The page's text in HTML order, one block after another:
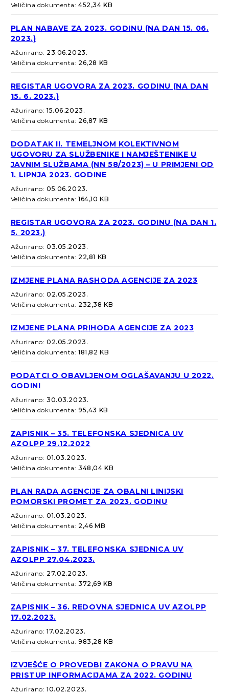
Veličina dokumenta:452,34 KB
PLAN NABAVE ZA 2023. GODINU (NA DAN 15. 06.
2023.)
Ažurirano: 23.06.2023.
Veličina dokumenta: 26,28 KB
REGISTAR UGOVORA ZA 2023. GODINU (NA DAN
15. 6. 2023.)
Ažurirano:15.06.2023.
Veličina dokumenta: 26,87 KB
DODATAK II. TEMELJNOM KOLEKTIVNOM
UGOVORU ZA SLUŽBENIKE I NAMJEŠTENIKE U
JAVNIM SLUŽBAMA (NN 58/2023) – U PRIMJENI OD
1. LIPNJA 2023. GODINE
Ažurirano:05.06.2023.
Veličina dokumenta:164,10 KB
REGISTAR UGOVORA ZA 2023. GODINU (NA DAN 1.
5. 2023.)
Ažurirano:03.05.2023.
Veličina dokumenta: 22,81 KB
IZMJENE PLANA RASHODA AGENCIJE ZA 2023
Ažurirano:02.05.2023.
Veličina dokumenta: 232,38 KB
IZMJENE PLANA PRIHODA AGENCIJE ZA 2023
Ažurirano:02.05.2023.
Veličina dokumenta:181,82 KB
PODATCI O OBAVLJENOM OGLAŠAVANJU U 2022.
GODINI
Ažurirano:30.03.2023.
Veličina dokumenta:95,43 KB
ZAPISNIK – 35. TELEFONSKA SJEDNICA UV
AZOLPP 29.12.2022
Ažurirano:01.03.2023.
Veličina dokumenta:348,04 KB
PLAN RADA AGENCIJE ZA OBALNI LINIJSKI
POMORSKI PROMET ZA 2023. GODINU
Ažurirano:01.03.2023.
Veličina dokumenta: 2,46 MB
ZAPISNIK – 37. TELEFONSKA SJEDNICA UV
AZOLPP 27.04.2023.
Ažurirano: 27.02.2023.
Veličina dokumenta:372,69 KB
ZAPISNIK – 36. REDOVNA SJEDNICA UV AZOLPP
17.02.2023.
Ažurirano:17.02.2023.
Veličina dokumenta:983,28 KB
IZVJEŠĆE O PROVEDBI ZAKONA O PRAVU NA
PRISTUP INFORMACIJAMA ZA 2022. GODINU
Ažurirano:10.02.2023.